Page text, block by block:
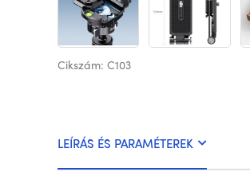
Cikszám: C103
LEÍRÁS ÉS PARAMÉTEREK